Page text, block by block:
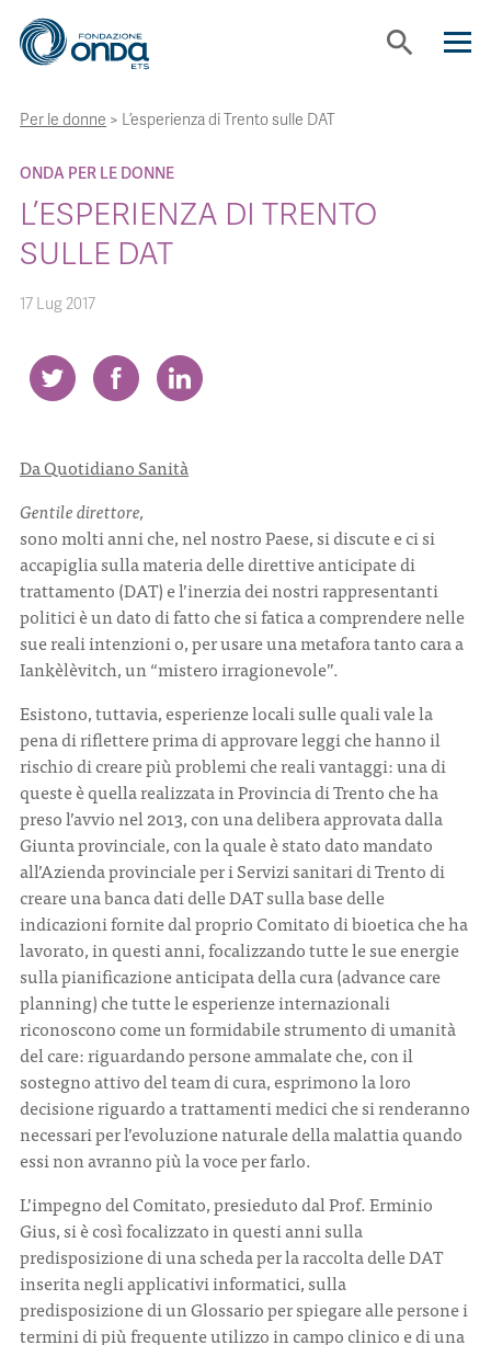
search
CHI SIAMO
CON CHI LAVORIAMO
STRUMENTI
NEWS
CONTATTI
Per le donne > L’esperienza di Trento sulle DAT
ONDA PER LE DONNE
L’ESPERIENZA DI TRENTO
SULLE DAT
17 Lug 2017
Da Quotidiano Sanità
Gentile direttore,
sono molti anni che, nel nostro Paese, si discute e ci si
accapiglia sulla materia delle direttive anticipate di
trattamento (DAT) e l’inerzia dei nostri rappresentanti
politici è un dato di fatto che si fatica a comprendere nelle
sue reali intenzioni o, per usare una metafora tanto cara a
Iankèlèvitch, un “mistero irragionevole”.
Esistono, tuttavia, esperienze locali sulle quali vale la
pena di riflettere prima di approvare leggi che hanno il
rischio di creare più problemi che reali vantaggi: una di
queste è quella realizzata in Provincia di Trento che ha
preso l’avvio nel 2013, con una delibera approvata dalla
Giunta provinciale, con la quale è stato dato mandato
all’Azienda provinciale per i Servizi sanitari di Trento di
creare una banca dati delle DAT sulla base delle
indicazioni fornite dal proprio Comitato di bioetica che ha
lavorato, in questi anni, focalizzando tutte le sue energie
sulla pianificazione anticipata della cura (advance care
planning) che tutte le esperienze internazionali
riconoscono come un formidabile strumento di umanità
del care: riguardando persone ammalate che, con il
sostegno attivo del team di cura, esprimono la loro
decisione riguardo a trattamenti medici che si renderanno
necessari per l’evoluzione naturale della malattia quando
essi non avranno più la voce per farlo.
L’impegno del Comitato, presieduto dal Prof. Erminio
Gius, si è così focalizzato in questi anni sulla
predisposizione di una scheda per la raccolta delle DAT
inserita negli applicativi informatici, sulla
predisposizione di un Glossario per spiegare alle persone i
termini di più frequente utilizzo in campo clinico e di una